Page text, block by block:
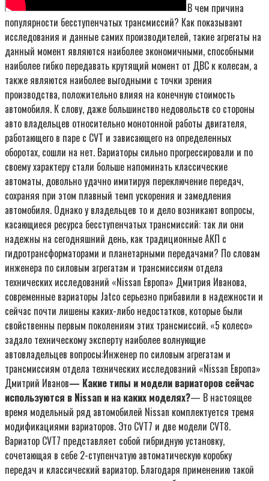
В чем причина
популярности бесступенчатых трансмиссий? Как показывают
исследования и данные самих производителей, такие агрегаты на
данный момент являются наиболее экономичными, способными
наиболее гибко передавать крутящий момент от ДВС к колесам, а
также являются наиболее выгодными с точки зрения
производства, положительно влияя на конечную стоимость
автомобиля. К слову, даже большинство недовольств со стороны
авто владельцев относительно монотонной работы двигателя,
работающего в паре с CVT и зависающего на определенных
оборотах, сошли на нет. Вариаторы сильно прогрессировали и по
своему характеру стали больше напоминать классические
автоматы, довольно удачно имитируя переключение передач,
сохраняя при этом плавный темп ускорения и замедления
автомобиля. Однако у владельцев то и дело возникают вопросы,
касающиеся ресурса бесступенчатых трансмиссий: так ли они
надежны на сегодняшний день, как традиционные АКП с
гидротрансформаторами и планетарными передачами? По словам
инженера по силовым агрегатам и трансмиссиям отдела
технических исследований «Nissan Европа» Дмитрия Иванова,
современные вариаторы Jatco серьезно прибавили в надежности и
сейчас почти лишены каких-либо недостатков, которые были
свойственны первым поколениям этих трансмиссий. «5 колесо»
задало техническому эксперту наиболее волнующие
автовладельцев вопросы:Инженер по силовым агрегатам и
трансмиссиям отдела технических исследований «Nissan Европа»
Дмитрий Иванов— Какие типы и модели вариаторов сейчас
используются в Nissan и на каких моделях?— В настоящее
время модельный ряд автомобилей Nissan комплектуется тремя
модификациями вариаторов. Это CVT7 и две модели CVT8.
Вариатор CVT7 представляет собой гибридную установку,
сочетающая в себе 2-ступенчатую автоматическую коробку
передач и классический вариатор. Благодаря применению такой